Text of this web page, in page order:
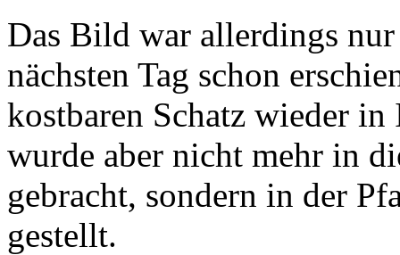
Das Bild war allerdings
nächsten Tag schon
kostbaren Schatz wieder
wurde aber nicht mehr in
gebracht, sondern in der
gestellt.